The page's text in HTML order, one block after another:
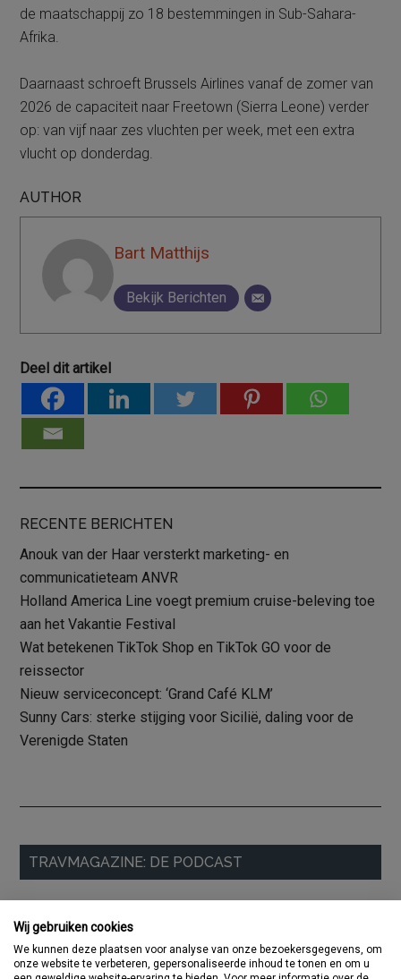
de maatschappij zo 18 bestemmingen in Sub-Sahara-
Afrika.
Daarnaast schroeft Brussels Airlines vanaf de zomer van
2026 de capaciteit naar Freetown (Sierra Leone) verder
op: van vijf naar zes vluchten per week, met een extra
vlucht op donderdag.
AUTHOR
Bart Matthijs
Bekijk Berichten
Deel dit artikel
RECENTE BERICHTEN
Anouk van der Haar versterkt marketing- en
communicatieteam ANVR
Holland America Line voegt premium cruise-beleving toe
aan het Vakantie Festival
Wat betekenen TikTok Shop en TikTok GO voor de
reissector
Nieuw serviceconcept: ‘Grand Café KLM’
Sunny Cars: sterke stijging voor Sicilië, daling voor de
Verenigde Staten
Primaire
Sidebar
TRAVMAGAZINE: DE PODCAST
Wij gebruiken cookies
We kunnen deze plaatsen voor analyse van onze bezoekersgegevens, om
onze website te verbeteren, gepersonaliseerde inhoud te tonen en om u